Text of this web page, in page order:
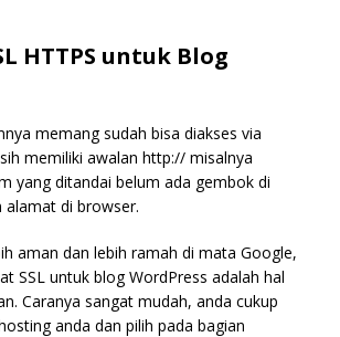
HTTPS untuk Blog
memang sudah bisa diakses via
memiliki awalan http:// misalnya
yang ditandai belum ada gembok di
di browser.
aman dan lebih ramah di mata Google,
SSL untuk blog WordPress adalah hal
Caranya sangat mudah, anda cukup
anda dan pilih pada bagian